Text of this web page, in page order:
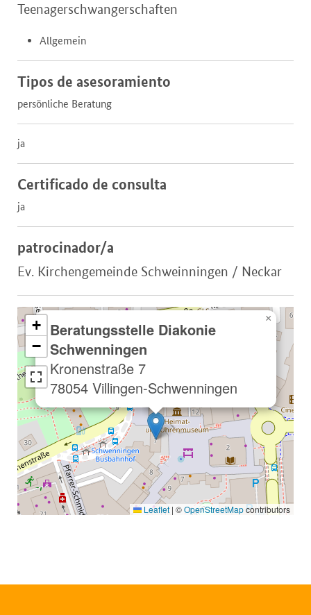
Teenagerschwangerschaften
Allgemein
Tipos de asesoramiento
persönliche Beratung
ja
Certificado de consulta
ja
patrocinador/a
Ev. Kirchengemeinde Schweinningen / Neckar
Beratungsstelle Diakonie
Schwenningen
Kronenstraße 7
78054 Villingen-Schwenningen
×
+
−
Leaflet | ©OpenStreetMapcontributors